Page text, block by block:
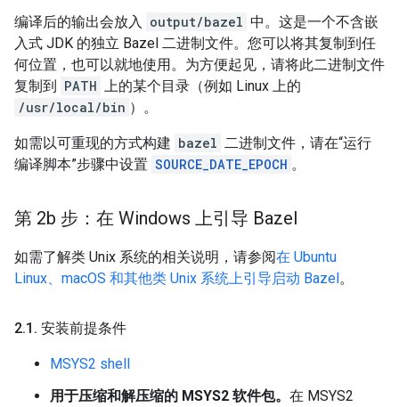
编译后的输出会放入 output/bazel 中。这是一个不含嵌
入式 JDK 的独立 Bazel 二进制文件。您可以将其复制到任
何位置，也可以就地使用。为方便起见，请将此二进制文件
复制到 PATH 上的某个目录（例如 Linux 上的
/usr/local/bin ）。
如需以可重现的方式构建 bazel 二进制文件，请在“运行
编译脚本”步骤中设置 SOURCE_DATE_EPOCH 。
第 2b 步：在 Windows 上引导 Bazel
如需了解类 Unix 系统的相关说明，请参阅在 Ubuntu
Linux、macOS 和其他类 Unix 系统上引导启动 Bazel。
2.1 . 安装前提条件
MSYS2 shell
用于压缩和解压缩的 MSYS2 软件包。 在 MSYS2